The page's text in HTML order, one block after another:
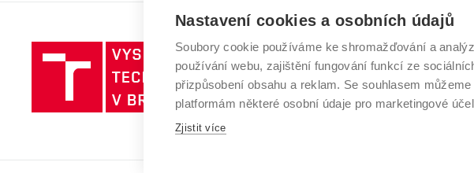
Vysoké
učení
technické
v
VYSOKÉ UČENÍ
Antonínská 548/1
602 00 Brno
Nastavení cookies a osobních údajů
Soubory cookie používáme ke shromažďování a
používání webu, zajištění fungování funkcí ze
přizpůsobení obsahu a reklam. Se souhlasem
platformám některé osobní údaje pro marketingové
Zjistit více